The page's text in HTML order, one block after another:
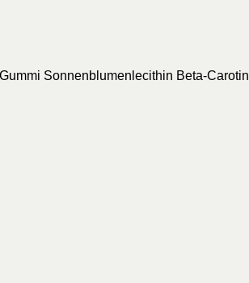
Sonnenblumenlecithin Beta-Carotin